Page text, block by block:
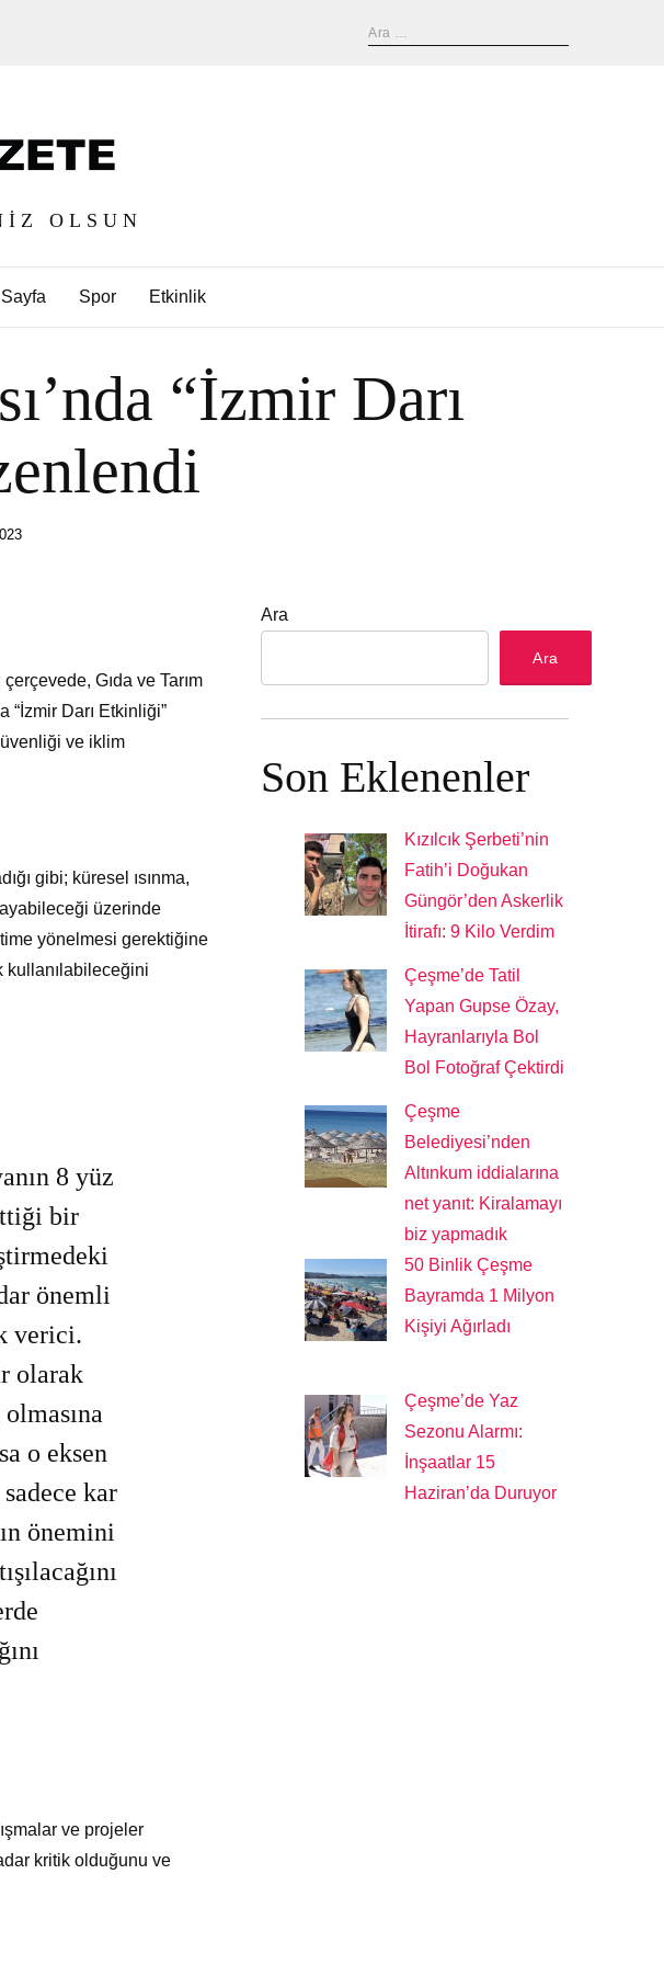
OLSUN
Spor Etkinlik
“İzmir Darı
Gıda ve Tarım
“İzmir Darı Etkinliği”
ve iklim
gibi; küresel ısınma,
üzerinde
yönelmesi gerektiğine
kullanılabileceğini
8 yüz
bir
önemli
verici.
olarak
o eksen
kar
önemini
ve projeler
kritik olduğunu ve
Ara
Ara
Son Eklenenler
Kızılcık Şerbeti’nin
Fatih’i Doğukan
Güngör’den Askerlik
İtirafı: 9 Kilo Verdim
Çeşme’de Tatil
Yapan Gupse Özay,
Hayranlarıyla Bol
Bol Fotoğraf Çektirdi
Çeşme
Belediyesi’nden
Altınkum iddialarına
net yanıt: Kiralamayı
biz yapmadık
50 Binlik Çeşme
Bayramda 1 Milyon
Kişiyi Ağırladı
Çeşme’de Yaz
Sezonu Alarmı:
İnşaatlar 15
Haziran’da Duruyor